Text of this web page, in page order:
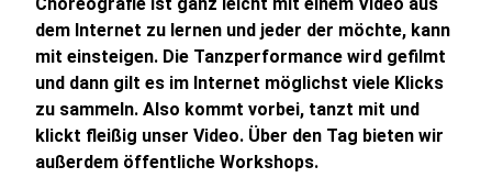
dem Internet zu lernen und jeder der möchte, kann
mit einsteigen. Die Tanzperformance wird gefilmt
und dann gilt es im Internet möglichst viele Klicks
zu sammeln. Also kommt vorbei, tanzt mit und
klickt fleißig unser Video. Über den Tag bieten wir
außerdem öffentliche Workshops.